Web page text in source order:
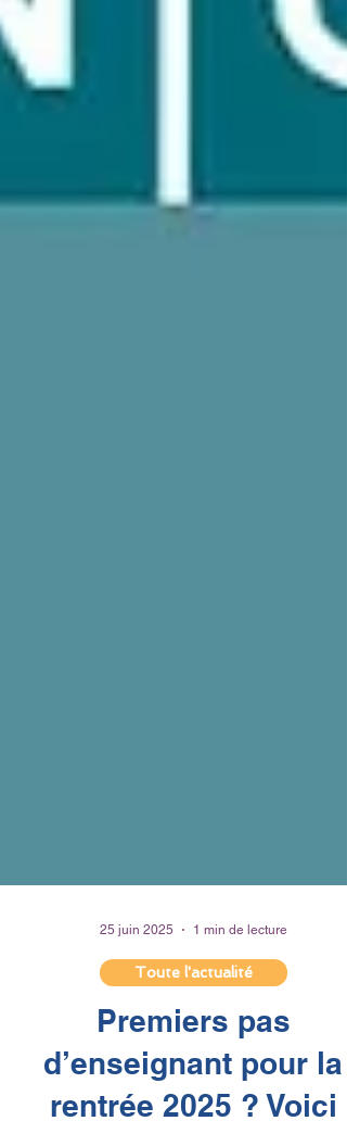
25 juin 2025 1 min de lecture
Toute l'actualité
Premiers pas
d’enseignant pour la